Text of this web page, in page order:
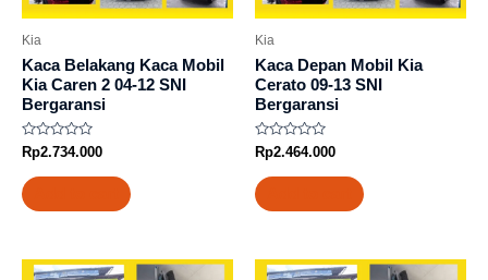
Kia
Kaca Belakang Kaca Mobil
Kia Caren 2 04-12 SNI
Bergaransi
Rated
0
out
of
5
Rp2.734.000
Kia
Kaca Depan Mobil Kia
Cerato 09-13 SNI
Bergaransi
Rated
0
out
of
5
Rp2.464.000